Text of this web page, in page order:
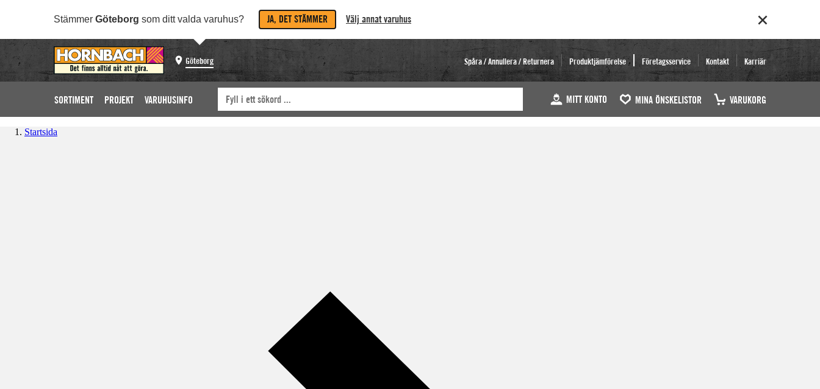
Stämmer Göteborg som ditt valda varuhus? JA, DET STÄMMER Välj annat varuhus
Göteborg Spåra / Annullera / Returnera Produktjämförelse Företagsservice Kontakt Karriär
SORTIMENT PROJEKT VARUHUSINFO MITT KONTO MINA ÖNSKELISTOR VARUKORG
Startsida